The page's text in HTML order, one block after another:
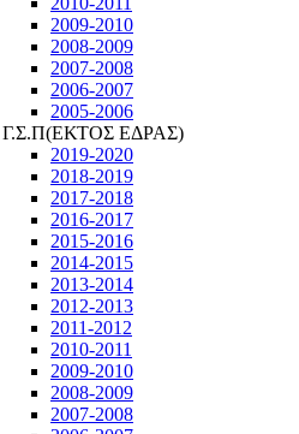
2009-2010
2008-2009
2007-2008
2006-2007
2005-2006
Γ.Σ.Π(ΕΚΤΟΣ ΕΔΡΑΣ)
2019-2020
2018-2019
2017-2018
2016-2017
2015-2016
2014-2015
2013-2014
2012-2013
2011-2012
2010-2011
2009-2010
2008-2009
2007-2008